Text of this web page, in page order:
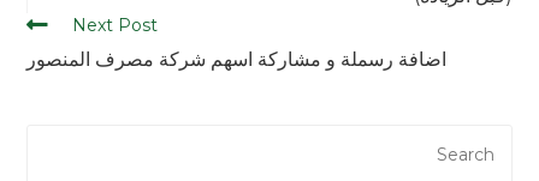
Next Post
اضافة رسملة و مشاركة اسهم شركة مصرف المنصور